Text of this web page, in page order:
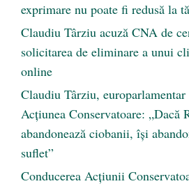
exprimare nu poate fi redusă la
Claudiu Târziu acuză CNA de
solicitarea de eliminare a unui
online
Claudiu Târziu, europarlamentar
Acțiunea Conservatoare: „Dacă
abandonează ciobanii, își
suflet”
Conducerea Acțiunii